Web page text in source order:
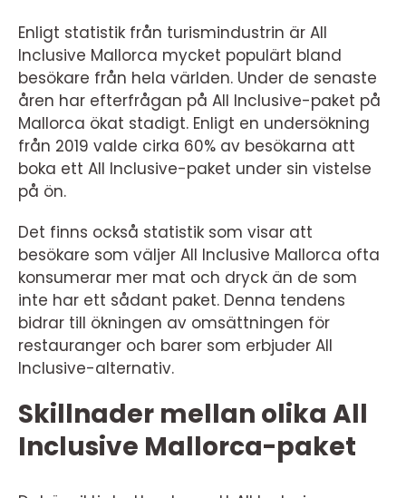
Enligt statistik från turismindustrin är All
Inclusive Mallorca mycket populärt bland
besökare från hela världen. Under de senaste
åren har efterfrågan på All Inclusive-paket på
Mallorca ökat stadigt. Enligt en undersökning
från 2019 valde cirka 60% av besökarna att
boka ett All Inclusive-paket under sin vistelse
på ön.
Det finns också statistik som visar att
besökare som väljer All Inclusive Mallorca ofta
konsumerar mer mat och dryck än de som
inte har ett sådant paket. Denna tendens
bidrar till ökningen av omsättningen för
restauranger och barer som erbjuder All
Inclusive-alternativ.
Skillnader mellan olika All
Inclusive Mallorca-paket